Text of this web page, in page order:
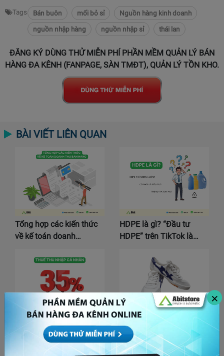
Tags Bán buôn mối bỏ sỉ
Nguồn hàng kinh doanh
nguồn nhập hàng
nguồn nhập sỉ thái lan
ĐĂNG KÝ DÙNG THỬ MIỄN PHÍ PHẦN MỀM QUẢN LÝ BÁN
HÀNG ĐA KÊNH (FANPAGE, SÀN TMĐT), QUẢN LÝ TỒN KHO.
×
BÀI VIẾT LIÊN QUAN
Tổng hợp các kiến thức
về kế toán doanh…
HDPE là gì? “Đầu tư
HDPE” trên TikTok là…
Quốc hội quyết thuế 35%
với thu nhập cá…
Hà Nội sẽ thoái vốn khỏi
Giầy Thượng Đình:…